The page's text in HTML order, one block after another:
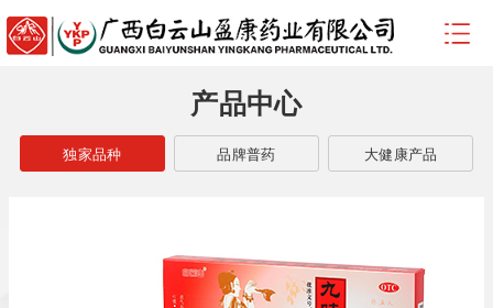
产品中心
独家品种 品牌普药 大健康产品